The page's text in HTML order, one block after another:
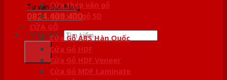
Tư vấn bán hàng
0824.400.400
Tìm kiếm:
Cửa thép vân gỗ
Cửa vân gỗ 5D
CỬA GỖ
Cửa Gỗ ABS Hàn Quốc
Cửa Gỗ HDF
Cửa Gỗ HDF Veneer
Cửa Gỗ MDF Laminate